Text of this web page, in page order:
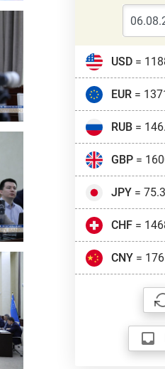
USD=
EUR=
RUB=
GBP=
JPY=
CHF=
CNY=